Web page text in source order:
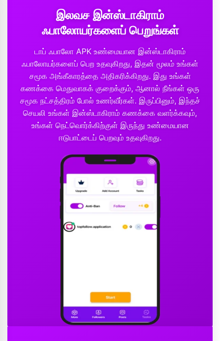
இலவச இன்ஸ்டாகிராம்
ஃபாலோயர்களைப் பெறுங்கள்
டாப் ஃபாலோ APK உண்மையான இன்ஸ்டாகிராம்
ஃபாலோயர்களைப் பெற உதவுகிறது, இதன் மூலம் உங்கள்
சமூக அங்கீகாரத்தை அதிகரிக்கிறது. இது உங்கள்
கணக்கை மெதுவாகக் குறைக்கும், ஆனால் நீங்கள் ஒரு
சமூக நட்சத்திரம் போல் உணர்வீர்கள். இருப்பினும், இந்தச்
செயலி உங்கள் இன்ஸ்டாகிராம் கணக்கை வளர்க்கவும்,
உங்கள் நெட்வொர்க்கிற்குள் இருந்து உண்மையான
ஈடுபாட்டைப் பெறவும் உதவுகிறது.